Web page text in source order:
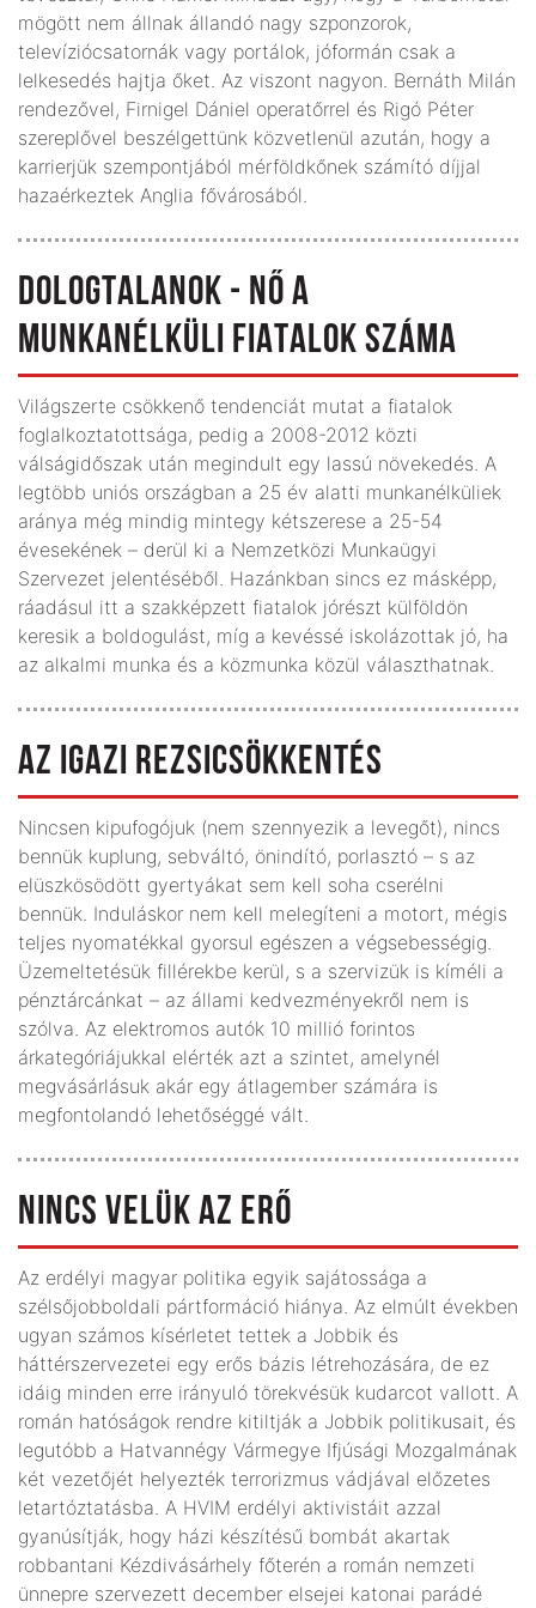
mögött nem állnak állandó nagy szponzorok,
televíziócsatornák vagy portálok, jóformán csak a
lelkesedés hajtja őket. Az viszont nagyon. Bernáth Milán
rendezővel, Firnigel Dániel operatőrrel és Rigó Péter
szereplővel beszélgettünk közvetlenül azután, hogy a
karrierjük szempontjából mérföldkőnek számító díjjal
hazaérkeztek Anglia fővárosából.
DOLOGTALANOK - NŐ A
MUNKANÉLKÜLI FIATALOK SZÁMA
Világszerte csökkenő tendenciát mutat a fiatalok
foglalkoztatottsága, pedig a 2008-2012 közti
válságidőszak után megindult egy lassú növekedés. A
legtöbb uniós országban a 25 év alatti munkanélküliek
aránya még mindig mintegy kétszerese a 25-54
évesekének – derül ki a Nemzetközi Munkaügyi
Szervezet jelentéséből. Hazánkban sincs ez másképp,
ráadásul itt a szakképzett fiatalok jórészt külföldön
keresik a boldogulást, míg a kevéssé iskolázottak jó, ha
az alkalmi munka és a közmunka közül választhatnak.
AZ IGAZI REZSICSÖKKENTÉS
Nincsen kipufogójuk (nem szennyezik a levegőt), nincs
bennük kuplung, sebváltó, önindító, porlasztó – s az
elüszkösödött gyertyákat sem kell soha cserélni
bennük. Induláskor nem kell melegíteni a motort, mégis
teljes nyomatékkal gyorsul egészen a végsebességig.
Üzemeltetésük fillérekbe kerül, s a szervizük is kíméli a
pénztárcánkat – az állami kedvezményekről nem is
szólva. Az elektromos autók 10 millió forintos
árkategóriájukkal elérték azt a szintet, amelynél
megvásárlásuk akár egy átlagember számára is
megfontolandó lehetőséggé vált.
NINCS VELÜK AZ ERŐ
Az erdélyi magyar politika egyik sajátossága a
szélsőjobboldali pártformáció hiánya. Az elmúlt években
ugyan számos kísérletet tettek a Jobbik és
háttérszervezetei egy erős bázis létrehozására, de ez
idáig minden erre irányuló törekvésük kudarcot vallott. A
román hatóságok rendre kitiltják a Jobbik politikusait, és
legutóbb a Hatvannégy Vármegye Ifjúsági Mozgalmának
két vezetőjét helyezték terrorizmus vádjával előzetes
letartóztatásba. A HVIM erdélyi aktivistáit azzal
gyanúsítják, hogy házi készítésű bombát akartak
robbantani Kézdivásárhely főterén a román nemzeti
ünnepre szervezett december elsejei katonai parádé